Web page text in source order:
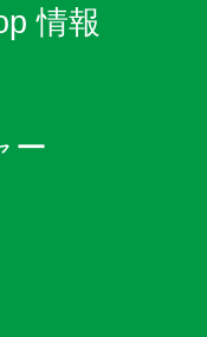
情報
ー